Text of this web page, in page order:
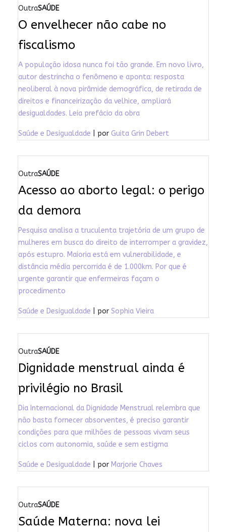
OutraSAÚDE
O envelhecer não cabe no
fiscalismo
A população idosa nunca foi tão grande. Em novo livro,
autor destrincha o fenômeno e aponta: resposta
neoliberal à nova pirâmide demográfica, de retirada de
direitos e financeirização da velhice, ampliará
desigualdades. Leia prefácio da obra
Saúde e Desigualdade | por Guita Grin Debert
OutraSAÚDE
Acesso ao aborto legal: o perigo
da demora
Pesquisa analisa a truculenta trajetória de um grupo de
mulheres em busca do direito de interromper a gravidez,
após estupro. Maioria está em vulnerabilidade, e
distância média percorrida é de 1.000km. Por que é
urgente garantir que enfermeiras façam o
procedimento
Saúde e Desigualdade | por Sophia Vieira
OutraSAÚDE
Dignidade menstrual ainda é
privilégio no Brasil
Dia Internacional da Dignidade Menstrual relembra que
não basta fornecer absorventes, é preciso garantir
condições para que milhões de pessoas vivam seus
ciclos com autonomia, saúde e sem estigma
Saúde e Desigualdade | por Marjorie Chaves
OutraSAÚDE
Saúde Materna: nova lei